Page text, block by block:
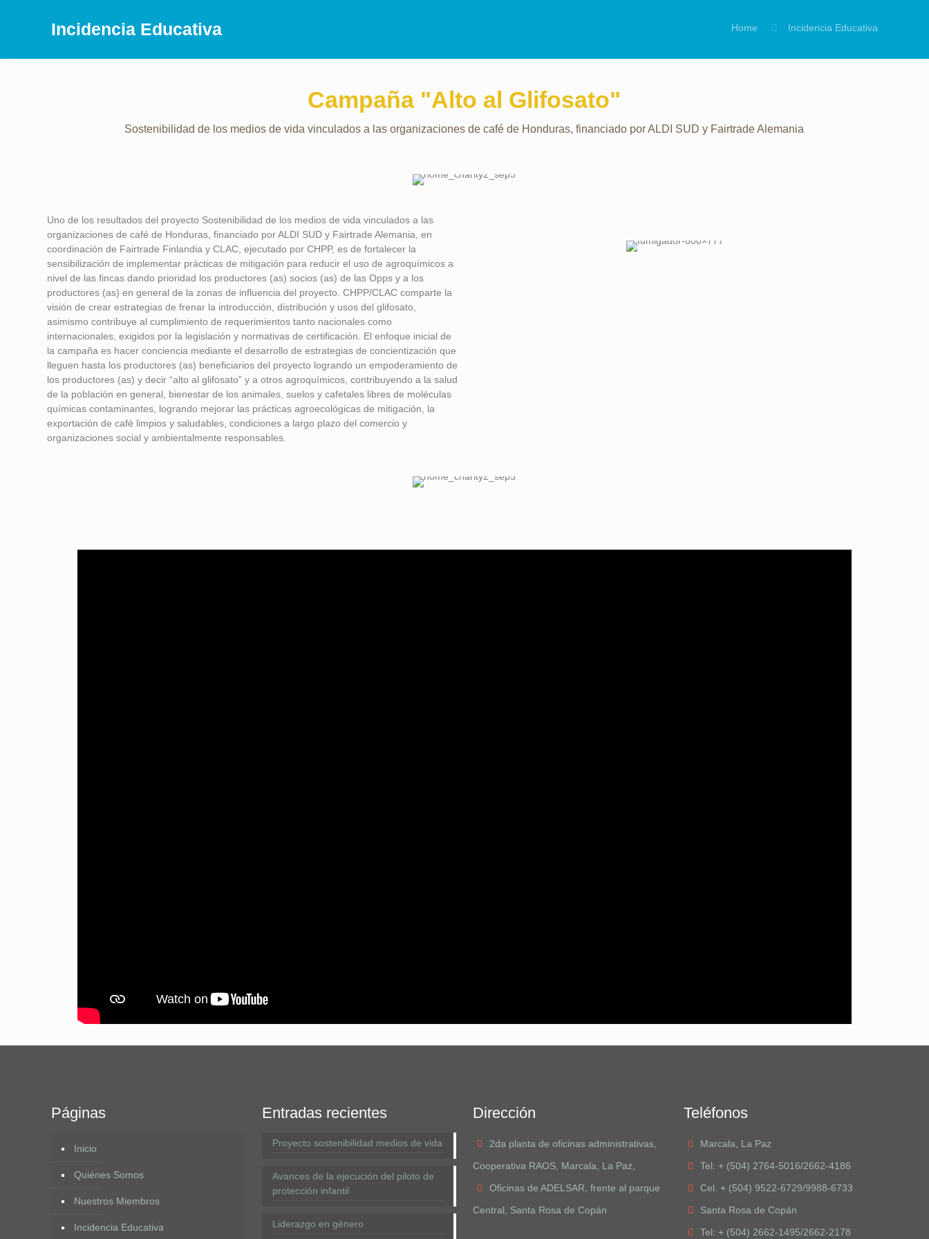
Incidencia Educativa Home Incidencia Educativa
Campaña "Alto al Glifosato"
Sostenibilidad de los medios de vida vinculados a las organizaciones de café de Honduras, financiado por ALDI SUD y Fairtrade Alemania
Uno de los resultados del proyecto Sostenibilidad de los medios de vida vinculados a las
organizaciones de café de Honduras, financiado por ALDI SUD y Fairtrade Alemania, en
coordinación de Fairtrade Finlandia y CLAC, ejecutado por CHPP, es de fortalecer la
sensibilización de implementar prácticas de mitigación para reducir el uso de agroquímicos a
nivel de las fincas dando prioridad los productores (as) socios (as) de las Opps y a los
productores (as) en general de la zonas de influencia del proyecto. CHPP/CLAC comparte la
visión de crear estrategias de frenar la introducción, distribución y usos del glifosato,
asimismo contribuye al cumplimiento de requerimientos tanto nacionales como
internacionales, exigidos por la legislación y normativas de certificación. El enfoque inicial de
la campaña es hacer conciencia mediante el desarrollo de estrategias de concientización que
lleguen hasta los productores (as) beneficiarios del proyecto logrando un empoderamiento de
los productores (as) y decir “alto al glifosato” y a otros agroquímicos, contribuyendo a la salud
de la población en general, bienestar de los animales, suelos y cafetales libres de moléculas
químicas contaminantes, logrando mejorar las prácticas agroecológicas de mitigación, la
exportación de café limpios y saludables, condiciones a largo plazo del comercio y
organizaciones social y ambientalmente responsables.
Páginas
Inicio
Quiénes Somos
Nuestros Miembros
Incidencia Educativa
Entradas recientes
Proyecto sostenibilidad medios de vida
Avances de la ejecución del piloto de
protección infantil
Liderazgo en género
Dirección
2da planta de oficinas administrativas,
Cooperativa RAOS, Marcala, La Paz,
Oficinas de ADELSAR, frente al parque
Central, Santa Rosa de Copán
Teléfonos
Marcala, La Paz
Tel: + (504) 2764-5016/2662-4186
Cel. + (504) 9522-6729/9988-6733
Santa Rosa de Copán
Tel: + (504) 2662-1495/2662-2178